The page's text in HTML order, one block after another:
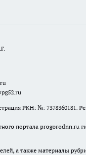
РКН: №: 7378360181.
портала progorodnn.ru
а также материалы